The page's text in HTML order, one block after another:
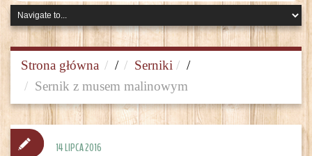
Strona główna / Serniki
/
Sernik z musem malinowym
14 LIPCA 2016